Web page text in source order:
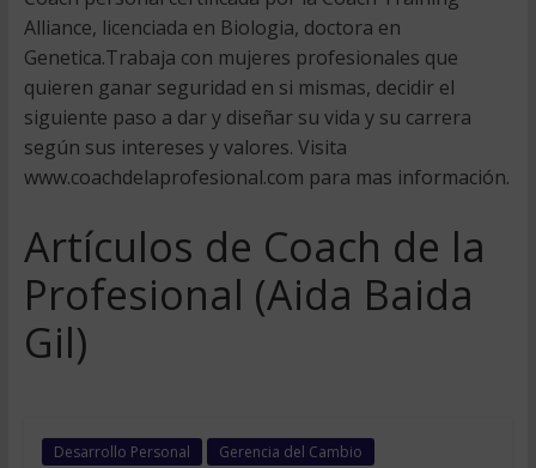
Alliance, licenciada en Biologia, doctora en
Genetica.Trabaja con mujeres profesionales que
quieren ganar seguridad en si mismas, decidir el
siguiente paso a dar y diseñar su vida y su carrera
según sus intereses y valores. Visita
www.coachdelaprofesional.com para mas información.
Artículos de Coach de la
Profesional (Aida Baida
Gil)
Desarrollo Personal Gerencia del Cambio